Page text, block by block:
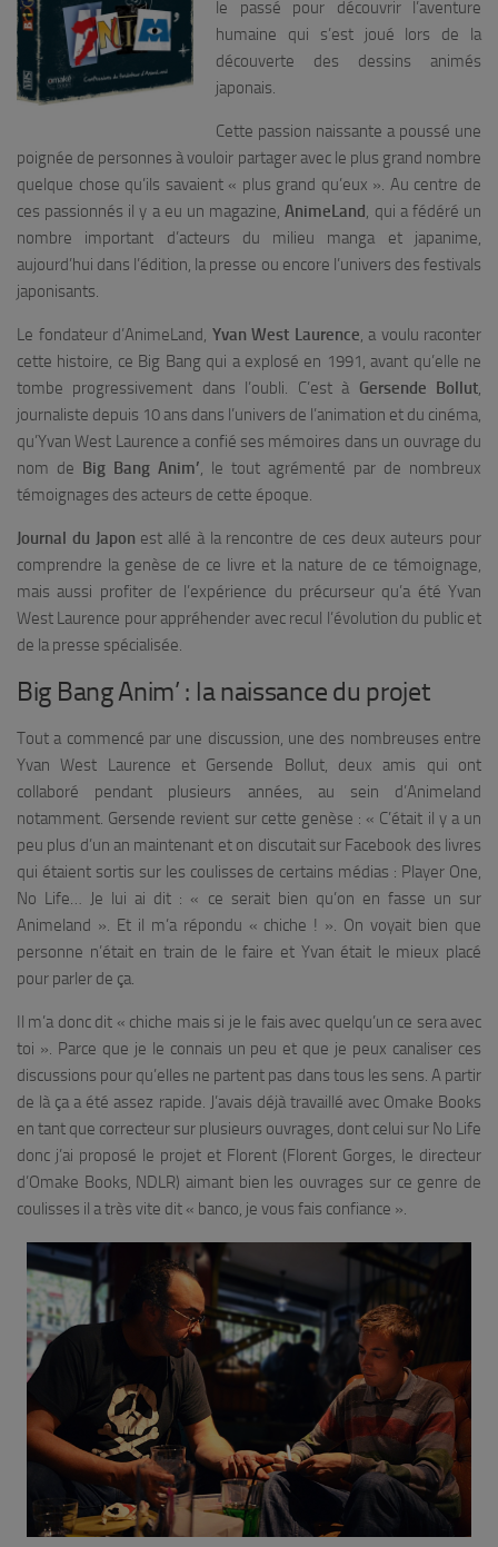
le passé pour découvrir l’aventure
humaine qui s’est joué lors de la
découverte des dessins animés
japonais.
Cette passion naissante a poussé une
poignée de personnes à vouloir partager avec le plus grand nombre
quelque chose qu’ils savaient « plus grand qu’eux ». Au centre de
ces passionnés il y a eu un magazine,AnimeLand, qui a fédéré un
nombre important d’acteurs du milieu manga et japanime,
aujourd’hui dans l’édition, la presse ou encore l’univers des festivals
japonisants.
Le fondateur d’AnimeLand, Yvan West Laurence, a voulu raconter
cette histoire, ce Big Bang qui a explosé en 1991, avant qu’elle ne
tombe progressivement dans l’oubli. C’est à Gersende Bollut,
journaliste depuis 10 ans dans l’univers de l’animation et du cinéma,
qu’Yvan West Laurence a confié ses mémoires dans un ouvrage du
nom de Big Bang Anim’, le tout agrémenté par de nombreux
témoignages des acteurs de cette époque.
Journal du Japon est allé à la rencontre de ces deux auteurs pour
comprendre la genèse de ce livre et la nature de ce témoignage,
mais aussi profiter de l’expérience du précurseur qu’a été Yvan
West Laurence pour appréhender avec recul l’évolution du public et
de la presse spécialisée.
Big Bang Anim’ : la naissance du projet
Tout a commencé par une discussion, une des nombreuses entre
Yvan West Laurence et Gersende Bollut, deux amis qui ont
collaboré pendant plusieurs années, au sein d’Animeland
notamment. Gersende revient sur cette genèse : « C’était il y a un
peu plus d’un an maintenant et on discutait sur Facebook des livres
qui étaient sortis sur les coulisses de certains médias : Player One,
No Life… Je lui ai dit : « ce serait bien qu’on en fasse un sur
Animeland ». Et il m’a répondu « chiche ! ». On voyait bien que
personne n’était en train de le faire et Yvan était le mieux placé
pour parler de ça.
Il m’a donc dit « chiche mais si je le fais avec quelqu’un ce sera avec
toi ». Parce que je le connais un peu et que je peux canaliser ces
discussions pour qu’elles ne partent pas dans tous les sens. A partir
de là ça a été assez rapide. J’avais déjà travaillé avec Omake Books
en tant que correcteur sur plusieurs ouvrages, dont celui sur No Life
donc j’ai proposé le projet et Florent (Florent Gorges, le directeur
d’Omake Books, NDLR) aimant bien les ouvrages sur ce genre de
coulisses il a très vite dit « banco, je vous fais confiance ».